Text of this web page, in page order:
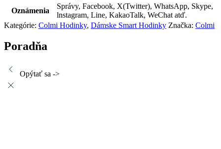
Oznámenia
Správy, Facebook, X(Twitter), WhatsApp, Skype,
lnstagram, Line, KakaoTalk, WeChat atď.
Kategórie: Colmi Hodinky, Dámske Smart Hodinky Značka: Colmi
Poradňa
Opýtať sa ->